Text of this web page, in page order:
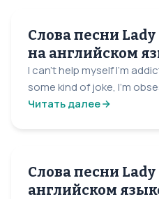
Слова песни Lady
на английском
I can't help myself I'm
some kind of joke, I'm
Читать далее
Слова песни
английском